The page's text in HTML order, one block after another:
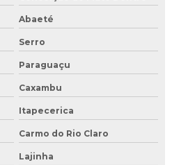
Abaeté
Serro
Paraguaçu
Caxambu
Itapecerica
Carmo do Rio Claro
Lajinha